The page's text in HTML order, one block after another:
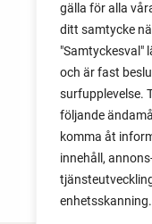
gälla för alla
ditt samtycke
"Samtyckesval"
och är fast
surfupplevelse.
följande
komma åt
innehåll,
enhetsskanning.